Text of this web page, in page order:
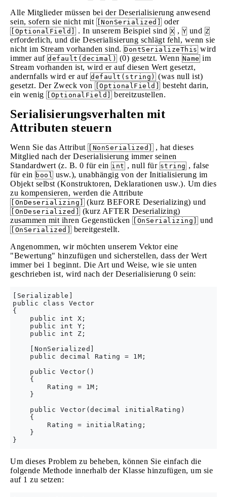
Alle Mitglieder müssen bei der Deserialisierung anwesend
sein, sofern sie nicht mit
[NonSerialized] oder
[OptionalField] . In unserem Beispiel sind X , Y und Z
erforderlich, und die Deserialisierung schlägt fehl, wenn sie
nicht im Stream vorhanden sind. DontSerializeThis wird
immer auf default(decimal) (0) gesetzt. Wenn Name im
Stream vorhanden ist, wird er auf diesen Wert gesetzt,
andernfalls wird er auf default(string) (was null ist)
gesetzt. Der Zweck von
[OptionalField]
besteht darin,
ein wenig
[OptionalField] bereitzustellen.
Serialisierungsverhalten mit
Attributen steuern
Wenn Sie das Attribut [NonSerialized]
, hat dieses
Mitglied nach der Deserialisierung immer seinen
Standardwert (z. B. 0 für ein int , null für string , false
für ein bool usw.), unabhängig von der Initialisierung im
Objekt selbst (Konstruktoren, Deklarationen usw.). Um dies
zu kompensieren, werden die Attribute
[OnDeserializing] (kurz BEFORE Deserializing) und
[OnDeserialized]
(kurz AFTER Deserializing)
zusammen mit ihren Gegenstücken
[OnSerializing] und
[OnSerialized]
bereitgestellt.
Angenommen, wir möchten unserem Vektor eine
"Bewertung" hinzufügen und sicherstellen, dass der Wert
immer bei 1 beginnt. Die Art und Weise, wie sie unten
geschrieben ist, wird nach der Deserialisierung 0 sein:
[Serializable]
public class Vector
{
    public int X;
    public int Y;
    public int Z;
    [NonSerialized]
    public decimal Rating = 1M;
    public Vector()
    {
        Rating = 1M;
    }
    public Vector(decimal initialRating)
    {
        Rating = initialRating;
    }
Um dieses Problem zu beheben, können Sie einfach die
folgende Methode innerhalb der Klasse hinzufügen, um sie
auf 1 zu setzen: